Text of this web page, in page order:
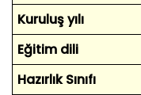
Kuruluş yılı
Eğitim dili
Hazırlık Sınıfı